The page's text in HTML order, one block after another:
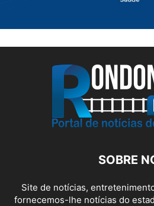
SOBRE
Site de notícias,
fornecemos-lhe notícias do